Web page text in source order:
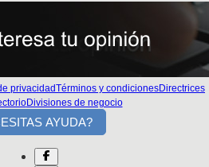
privacidadTérminos y condicionesDirectrices
Divisiones de negocio
AYUDA?